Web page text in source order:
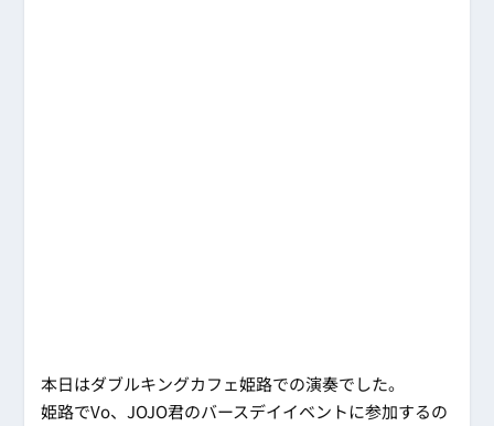
本日はダブルキングカフェ姫路での演奏でした。
姫路でVo、JOJO君のバースデイイベントに参加するの